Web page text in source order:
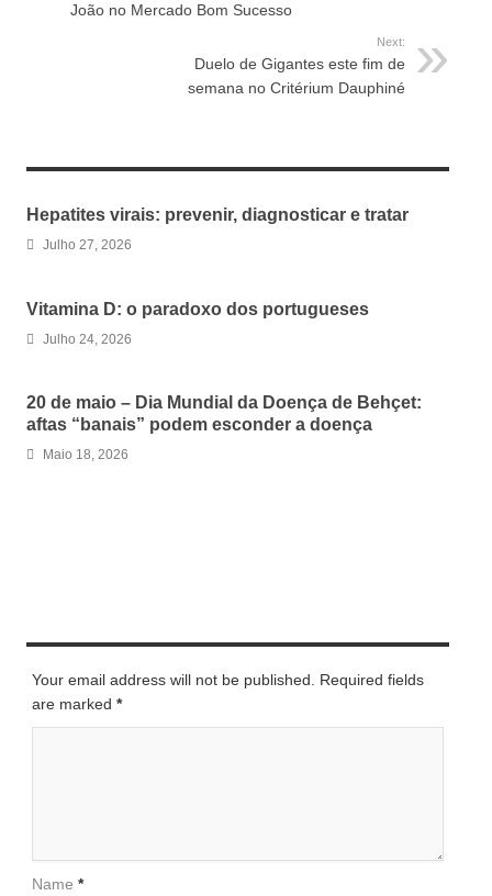
João no Mercado Bom Sucesso
Next:
Duelo de Gigantes este fim de
semana no Critérium Dauphiné
Hepatites virais: prevenir, diagnosticar e tratar
Julho 27, 2026
Vitamina D: o paradoxo dos portugueses
Julho 24, 2026
20 de maio – Dia Mundial da Doença de Behçet:
aftas “banais” podem esconder a doença
Maio 18, 2026
Your email address will not be published. Required fields
are marked *
Name *